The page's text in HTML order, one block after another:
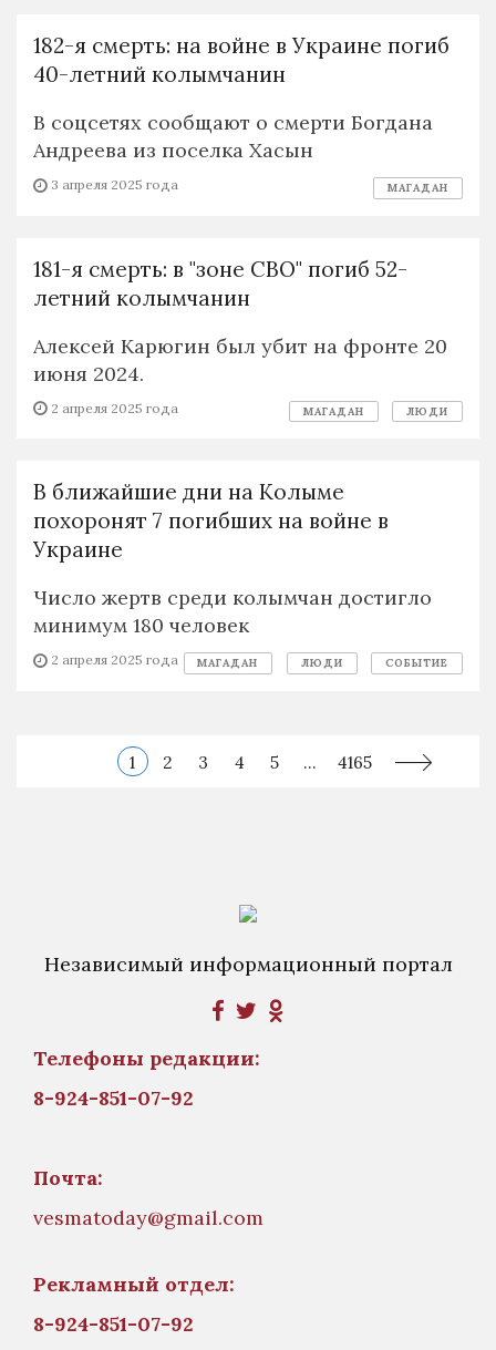
182-я смерть: на войне в Украине погиб
40-летний колымчанин
В соцсетях сообщают о смерти Богдана
Андреева из поселка Хасын
3 апреля 2025 года МАГАДАН
181-я смерть: в "зоне СВО" погиб 52-
летний колымчанин
Алексей Карюгин был убит на фронте 20
июня 2024.
2 апреля 2025 года МАГАДАН ЛЮДИ
В ближайшие дни на Колыме
похоронят 7 погибших на войне в
Украине
Число жертв среди колымчан достигло
минимум 180 человек
2 апреля 2025 года МАГАДАН ЛЮДИ СОБЫТИЕ
1 2 3 4 5 ... 4165
Независимый информационный портал
Телефоны редакции:
8-924-851-07-92
Почта:
vesmatoday@gmail.com
Рекламный отдел:
8-924-851-07-92